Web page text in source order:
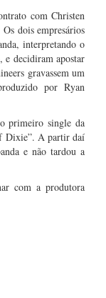
com Christen
dois empresários
interpretando o
e decidiram apostar
gravassem um
por Ryan
primeiro single da
Dixie”. A partir daí
e não tardou a
com a produtora